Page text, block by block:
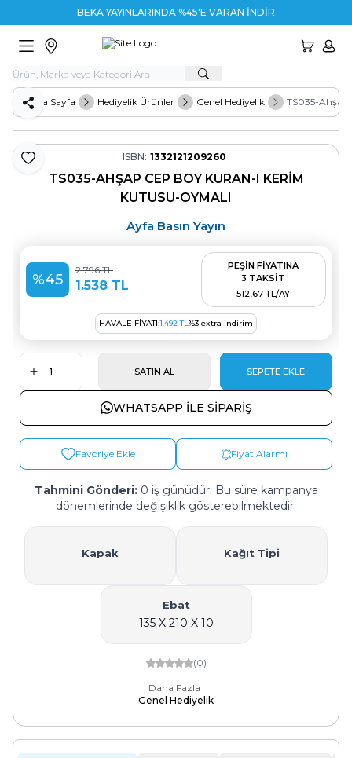
BEKA YAYINLARINDA %45'E VARAN İNDİRİM
Ana Sayfa Hediyelik Ürünler Genel Hediyelik TS035-Ahşap
Favoriye Ekle
Paylaş
ISBN: 1332121209260
TS035-AHŞAP CEP BOY KURAN-I KERIM
KUTUSU-OYMALI
Ayfa Basın Yayın
%45
2.796TL
1.538 TL
PEŞİN FİYATINA
3 TAKSİT
512,67 TL/AY
HAVALE FIYATI:1.492TL%3 extra indirim
SATIN AL SEPETE EKLE
WHATSAPP ILE SIPARIŞ
Favoriye Ekle Fiyat Alarmı
Tahmini Gönderi:0 iş günüdür. Bu süre kampanya
dönemlerinde değişiklik gösterebilmektedir.
Kapak Kağıt Tipi
Ebat
135 X 210 X 10
(0)
Daha Fazla
Genel Hediyelik